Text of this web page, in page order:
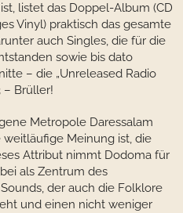
listet das Doppel-Album (CD
Vinyl) praktisch das gesamte
auch Singles, die für die
sowie bis dato
– die „Unreleased Radio
– Brüller!
Metropole Daressalam
weitläufige Meinung ist, die
Attribut nimmt Dodoma für
als Zentrum des
der auch die Folklore
und einen nicht weniger